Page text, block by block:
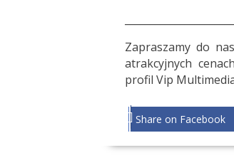
Zapraszamy do
atrakcyjnych
profil Vip
Share on Facebook